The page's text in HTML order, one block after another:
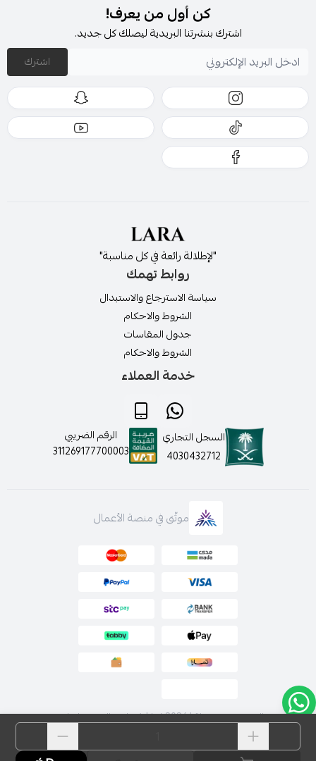
كن أول من يعرف!
اشترك بنشرتنا البريدية ليصلك كل جديد.
اشترك
"لإطلالة رائعة في كل مناسبة"
روابط تهمك
سياسة الاسترجاع والاستبدال
الشروط والاحكام
جدول المقاسات
الشروط والاحكام
خدمة العملاء
السجل التجاري
4030432712
الرقم الضريبي
311269177700003
موثّق في منصة الأعمال
الحقوق محفوظة | 2026 لارا | فساتين السهرة اونلاين